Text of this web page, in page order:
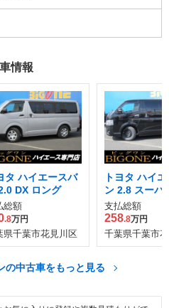
情報
タ ハイエースバ
DX ロング
総額
.8万円
県千葉市花見川区
トヨタ ハイ
ン 2.8 スーパ
ークプライム
グボディ デ
ターボ
支払総額
258.8万円
千葉県千葉市
の中古車をもっと見る